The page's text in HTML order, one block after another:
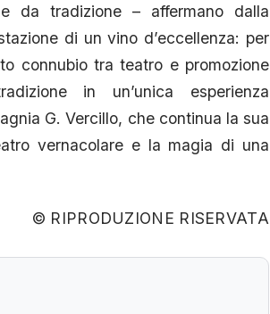
da tradizione – affermano dalla
di un vino d’eccellenza: per
connubio tra teatro e promozione
in un’unica esperienza
G. Vercillo, che continua la sua
vernacolare e la magia di una
© RIPRODUZIONE RISERVATA